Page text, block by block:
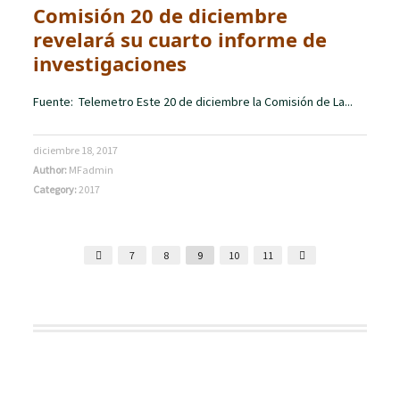
Comisión 20 de diciembre
revelará su cuarto informe de
investigaciones
Fuente: Telemetro Este 20 de diciembre la Comisión de La...
diciembre 18, 2017
Author: MFadmin
Category:2017
7 8 9 10 11